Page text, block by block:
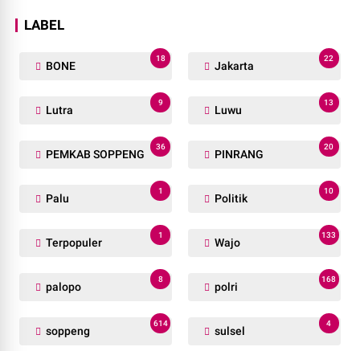
LABEL
BONE
18
Jakarta
22
Lutra
9
Luwu
13
PEMKAB SOPPENG
36
PINRANG
20
Palu
1
Politik
10
Terpopuler
1
Wajo
133
palopo
8
polri
168
soppeng
614
sulsel
4